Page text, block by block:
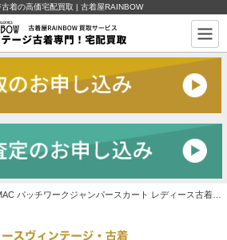
古着の高価宅配買取 | 古着屋RAINBOW